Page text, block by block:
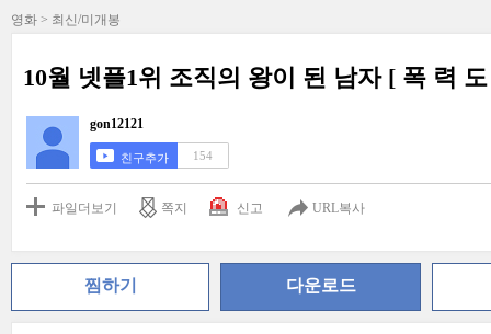
영화 > 최신/미개봉
10월 넷플1위 조직의 왕이 된 남자 [ 폭 력
gon12121
친구추가 154
파일더보기 쪽지 신고 URL복사
찜하기 다운로드